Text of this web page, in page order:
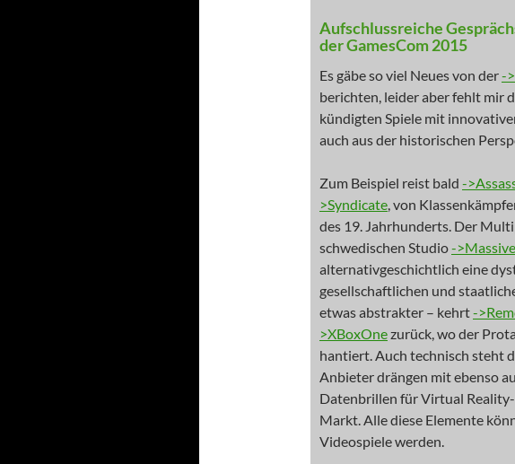
Aufschlussreiche
der GamesCom 2015
Es gäbe so viel Neues von der-
berichten, leider aber fehlt mir
kündigten Spiele mit
auch aus der historischen
Zum Beispiel reist bald -
>Syndicate , von
des 19. Jahrhunderts. Der
schwedischen Studio-
alternativgeschichtlich eine
gesellschaftlichen und
etwas abstrakter – kehrt-
>XBoxOnezurück, wo der
hantiert. Auch technisch steht
Anbieter drängen mit ebenso
Datenbrillen für Virtual
Markt. Alle diese Elemente
Videospiele werden.